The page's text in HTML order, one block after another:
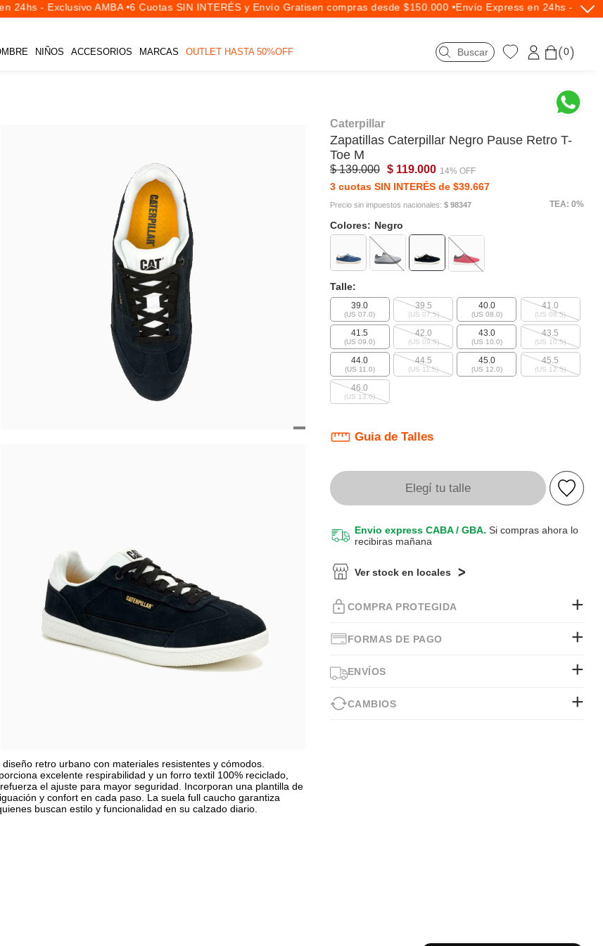
NIÑOS ACCESORIOS MARCAS OUTLET HASTA 50%OFF
24hs - Exclusivo AMBA •6 Cuotas SIN INTERÉS y Envío Gratisen compras desde $150.000 •Envío Express en 24hs -
0
retro urbano con materiales resistentes y cómodos.
excelente respirabilidad y un forro textil 100% reciclado,
el ajuste para mayor seguridad. Incorporan una plantilla de
y confort en cada paso. La suela full caucho garantiza
buscan estilo y funcionalidad en su calzado diario.
Caterpillar
Zapatillas Caterpillar Negro Pause Retro T-
Toe M
$ 139.000 $ 119.000 14% OFF
3 cuotas SIN INTERÉS de $39.667
Precio sin impuestos nacionales: $ 98347 TEA: 0%
Colores: Negro
Talle:
39.0
(US 07.0)
39.5
(US 07.5)
40.0
(US 08.0)
41.0
(US 08.5)
41.5
(US 09.0)
42.0
(US 09.5)
43.0
(US 10.0)
43.5
(US 10.5)
44.0
(US 11.0)
44.5
(US 11.5)
45.0
(US 12.0)
45.5
(US 12.5)
46.0
(US 13.0)
Guia de Talles
Elegí tu talle
Envio express CABA / GBA. Si compras ahora lo
recibiras mañana
Ver stock en locales
COMPRA PROTEGIDA
FORMAS DE PAGO
ENVÍOS
CAMBIOS